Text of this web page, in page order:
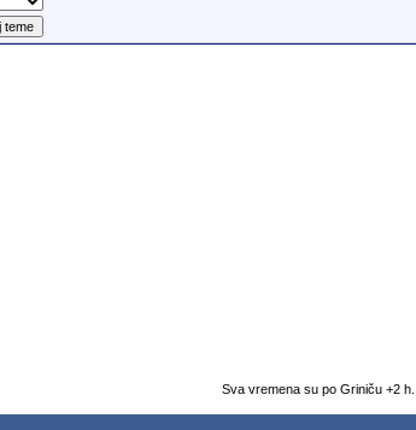
Sva vremena su po Griniču +2